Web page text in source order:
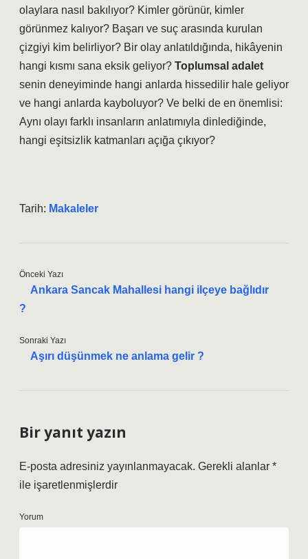
olaylara nasıl bakılıyor? Kimler görünür, kimler
görünmez kalıyor? Başarı ve suç arasında kurulan
çizgiyi kim belirliyor? Bir olay anlatıldığında, hikâyenin
hangi kısmı sana eksik geliyor? Toplumsal adalet
senin deneyiminde hangi anlarda hissedilir hale geliyor
ve hangi anlarda kayboluyor? Ve belki de en önemlisi:
Aynı olayı farklı insanların anlatımıyla dinlediğinde,
hangi eşitsizlik katmanları açığa çıkıyor?
Tarih: Makaleler
Önceki Yazı
Ankara Sancak Mahallesi hangi ilçeye bağlıdır
?
Sonraki Yazı
Aşırı düşünmek ne anlama gelir ?
Bir yanıt yazın
E-posta adresiniz yayınlanmayacak. Gerekli alanlar *
ile işaretlenmişlerdir
Yorum